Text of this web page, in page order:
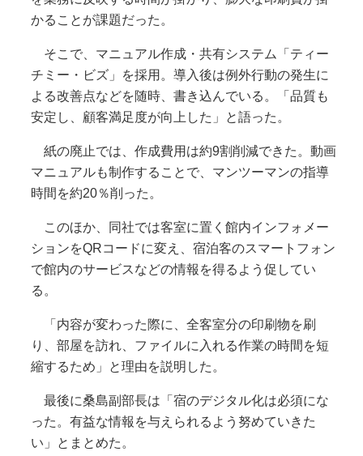
かることが課題だった。
そこで、マニュアル作成・共有システム「ティー
チミー・ビズ」を採用。導入後は例外行動の発生に
よる改善点などを随時、書き込んでいる。「品質も
安定し、顧客満足度が向上した」と語った。
紙の廃止では、作成費用は約9割削減できた。動画
マニュアルも制作することで、マンツーマンの指導
時間を約20％削った。
このほか、同社では客室に置く館内インフォメー
ションをQRコードに変え、宿泊客のスマートフォン
で館内のサービスなどの情報を得るよう促してい
る。
「内容が変わった際に、全客室分の印刷物を刷
り、部屋を訪れ、ファイルに入れる作業の時間を短
縮するため」と理由を説明した。
最後に桑島副部長は「宿のデジタル化は必須にな
った。有益な情報を与えられるよう努めていきた
い」とまとめた。